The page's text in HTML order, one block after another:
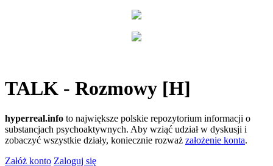
TALK - Rozmowy [H]
hyperreal.info to największe polskie repozytorium informacji o
substancjach psychoaktywnych. Aby wziąć udział w dyskusji i
zobaczyć wszystkie działy, koniecznie rozważ założenie konta.
Załóż konto Zaloguj się